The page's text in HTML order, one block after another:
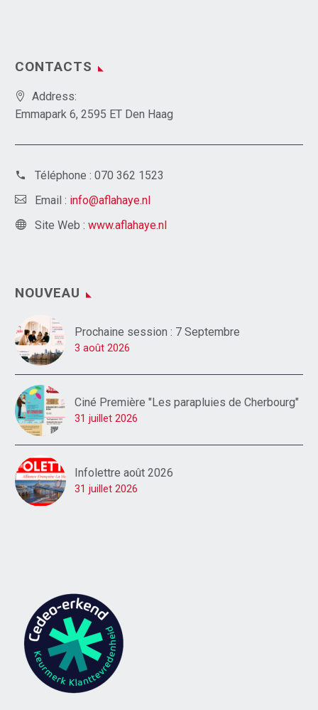
CONTACTS
Address:
Emmapark 6, 2595 ET Den Haag
Téléphone : 070 362 1523
Email : info@aflahaye.nl
Site Web : www.aflahaye.nl
NOUVEAU
Prochaine session : 7 Septembre
3 août 2026
Ciné Première "Les parapluies de Cherbourg"
31 juillet 2026
Infolettre août 2026
31 juillet 2026